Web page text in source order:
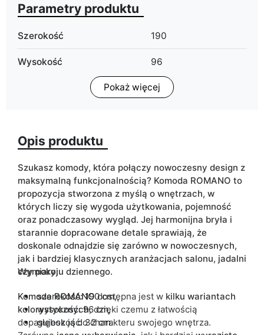
Parametry produktu
Szerokość 190
Wysokość 96
32
kaszmir
ean13 5906213921802
Termin dostawy: 6 dni roboczych
Ze względu na proces produkcyjny i właściwości materiałów,
możliwe są tolerancje wymiarowe na poziomie +/- 2–3 cm.
Pokaż więcej
Opis produktu
Szukasz komody, która połączy nowoczesny design z
maksymalną funkcjonalnością? Komoda ROMANO to
propozycja stworzona z myślą o wnętrzach, w
których liczy się wygoda użytkowania, pojemność
oraz ponadczasowy wygląd. Jej harmonijna bryła i
starannie dopracowane detale sprawiają, że
doskonale odnajdzie się zarówno w nowoczesnych,
jak i bardziej klasycznych aranżacjach salonu, jadalni
czy pokoju dziennego.
Komoda ROMANOdostępna jest w kilku wariantach
kolorystycznych, dzięki czemu z łatwością
dopasujesz ją do charakteru swojego wnętrza.
Wymiary:
szerokość: 190 cm,
wysokość: 96 cm,
głębokość: 32 cm.